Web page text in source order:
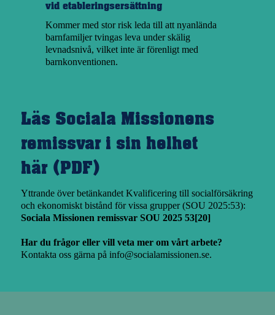
vid etableringsersättning
Kommer med stor risk leda till att nyanlända
barnfamiljer tvingas leva under skälig
levnadsnivå, vilket inte är förenligt med
barnkonventionen.
Läs Sociala Missionens
remissvar i sin helhet
här (PDF)
Yttrande över betänkandet Kvalificering till socialförsäkring
och ekonomiskt bistånd för vissa grupper (SOU 2025:53):
Sociala Missionen remissvar SOU 2025 53[20]
Har du frågor eller vill veta mer om vårt arbete?
Kontakta oss gärna på info@socialamissionen.se.